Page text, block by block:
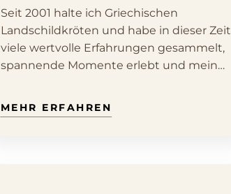
Seit 2001 halte ich Griechischen
Landschildkröten und habe in dieser Zeit
viele wertvolle Erfahrungen gesammelt,
spannende Momente erlebt und mein…